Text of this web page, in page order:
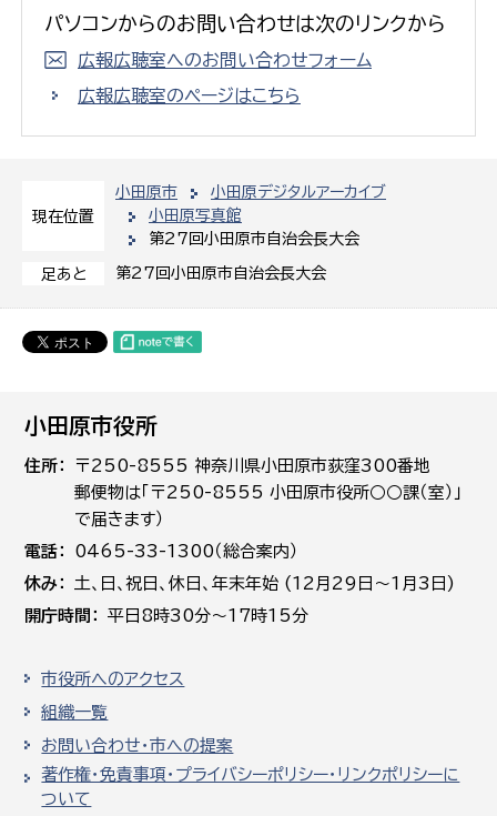
現在位置
小田原市
小田原デジタルアーカイブ
小田原写真館
第27回小田原市自治会長大会
足あと 第27回小田原市自治会長大会
パソコンからのお問い合わせは次のリンクから
広報広聴室へのお問い合わせフォーム
広報広聴室のページはこちら
小田原市役所
住所
〒250-8555 神奈川県小田原市荻窪300番地
郵便物は「〒250-8555 小田原市役所○○課（室）」
で届きます）
電話
0465-33-1300（総合案内）
休み
土､日､祝日、休日、年末年始 (12月29日～1月3日)
開庁時間
平日8時30分～17時15分
市役所へのアクセス
組織一覧
お問い合わせ・市への提案
著作権・免責事項・プライバシーポリシー・リンクポリシーに
ついて